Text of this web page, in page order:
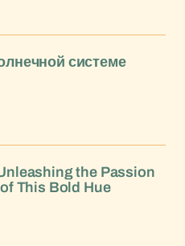
системе
the Passion
This Bold Hue